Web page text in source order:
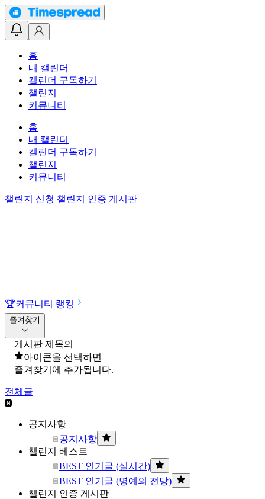
홈
내 캘린더
캘린더 구독하기
챌린지
커뮤니티
홈
내 캘린더
캘린더 구독하기
챌린지
커뮤니티
챌린지 신청 챌린지 인증 게시판
🏆커뮤니티 랭킹
즐겨찾기
게시판 제목의
아이콘을 선택하면
즐겨찾기에 추가됩니다.
전체글
공지사항
공지사항
챌린지 베스트
BEST 인기글 (실시간)
BEST 인기글 (명예의 전당)
챌린지 인증 게시판